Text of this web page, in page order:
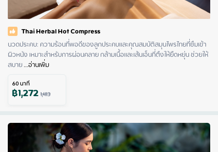
Thai Herbal Hot Compress
นวดประคบ: ความร้อนที่พอดีของลูกประคบและคุณสมบัติสมุนไพรไทยที่ซึมเข้า
ผิวหนัง เหมาะสําหรับการผ่อนคลาย กล้ามเนื้อและเส้นเอ็นที่ตึงให้ยืดหยุ่น ช่วยให้
สบาย ...อ่านเพิ่ม
60นาที
฿1,2721,413